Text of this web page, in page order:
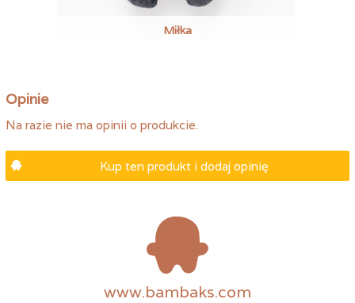
Miłka
Opinie
Na razie nie ma opinii o produkcie.
Kup ten produkt i dodaj opinię
www.bambaks.com